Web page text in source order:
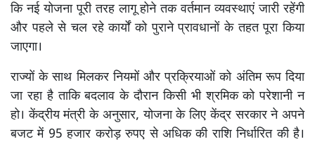
कि नई योजना पूरी तरह लागू होने तक वर्तमान व्यवस्थाएं जारी रहेंगी
और पहले से चल रहे कार्यों को पुराने प्रावधानों के तहत पूरा किया
जाएगा।
राज्यों के साथ मिलकर नियमों और प्रक्रियाओं को अंतिम रूप दिया
जा रहा है ताकि बदलाव के दौरान किसी भी श्रमिक को परेशानी न
हो। केंद्रीय मंत्री के अनुसार, योजना के लिए केंद्र सरकार ने अपने
बजट में 95 हजार करोड़ रुपए से अधिक की राशि निर्धारित की है।